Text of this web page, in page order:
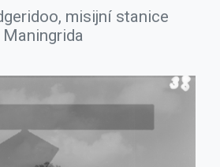
misijní stanice
Maningrida